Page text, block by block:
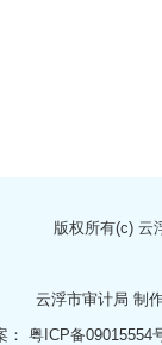
版权所有(c) 云
云浮市审计局 制
： 粤ICP备09015554